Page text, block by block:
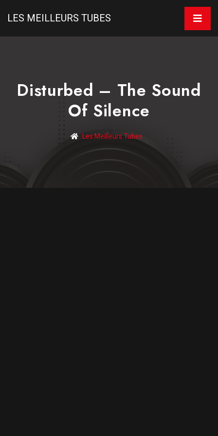
LES MEILLEURS TUBES
Disturbed – The Sound
Of Silence
Les Meilleurs Tubes